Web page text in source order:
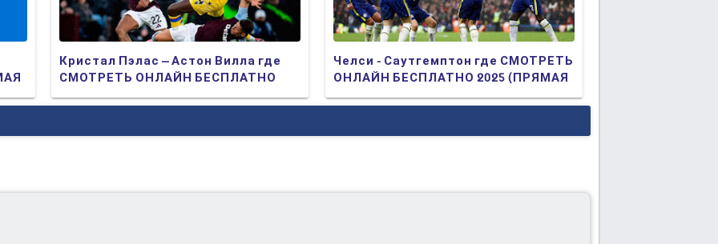
Челси - Саутгемптон где СМОТРЕТЬ
ОНЛАЙН БЕСПЛАТНО 2025 (ПРЯМАЯ
ТРАНСЛЯЦИЯ)
Кристал Пэлас – Астон Вилла где
СМОТРЕТЬ ОНЛАЙН БЕСПЛАТНО
2025 (ПРЯМАЯ ТРАНСЛЯЦИЯ)